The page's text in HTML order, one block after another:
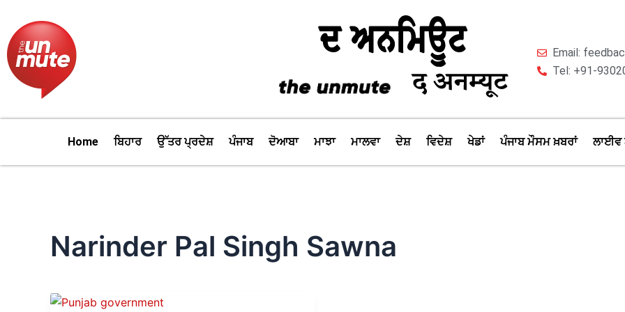
content
Email:
Tel: +91-
Home ਬਿਹਾਰ ਉੱਤਰ ਪ੍ਰਦੇਸ਼ ਪੰਜਾਬ ਦੋਆਬਾ ਮਾਝਾ ਮਾਲਵਾ ਦੇਸ਼ ਵਿਦੇਸ਼ ਖੇਡਾਂ ਪੰਜਾਬ ਮੌਸਮ ਖ਼ਬਰਾਂ ਲਾਈਵ
Narinder Pal Singh Sawna